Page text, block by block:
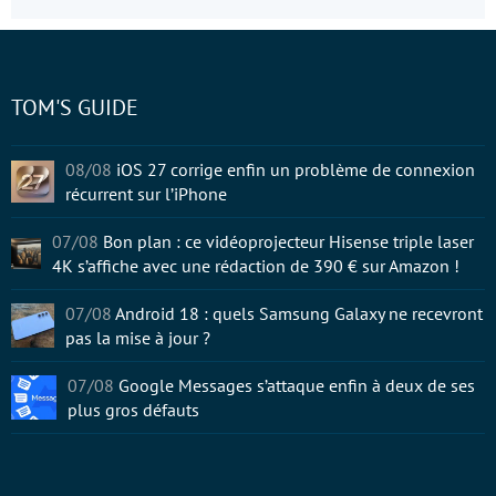
TOM'S GUIDE
08/08 iOS 27 corrige enfin un problème de connexion
récurrent sur l’iPhone
07/08 Bon plan : ce vidéoprojecteur Hisense triple laser
4K s’affiche avec une rédaction de 390 € sur Amazon !
07/08 Android 18 : quels Samsung Galaxy ne recevront
pas la mise à jour ?
07/08 Google Messages s’attaque enfin à deux de ses
plus gros défauts